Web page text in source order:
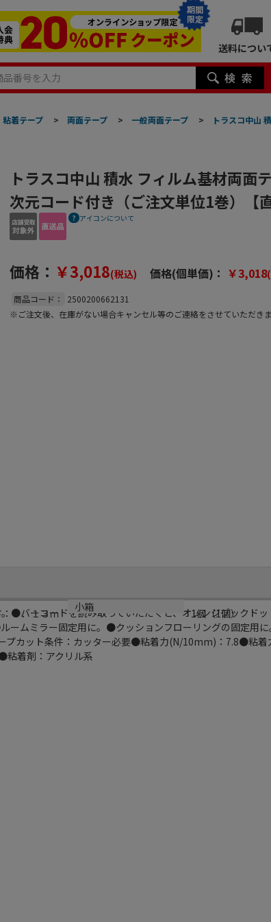
期間
限定
送料につい
粘着テープ > 両面テープ > 一般両面テープ >
トラスコ中山
トラスコ中山 積水 フィルム基材両
次元コード付き（ご注文単位1巻）【
アイコンについて
価格： ￥3,018(税込) 価格(個単価)： ￥3,018
商品コード：
2500200662131
※ご注文後、在庫がない場合キャンセル等のご連絡をさせていただきま
●バーコードを読み取っていただくと、オレンジブックド
ームミラー固定用に。●クッションフローリングの固定
カット条件：カッター必要●粘着力(N/10mm)：7.8●粘着
着剤：アクリル系
０．１３ｍ
小箱
1個（1個）